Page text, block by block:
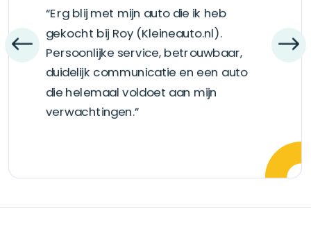
“Erg blij met mijn auto die ik heb
gekocht bij Roy (Kleineauto.nl).
Persoonlijke service, betrouwbaar,
duidelijk communicatie en een auto
die helemaal voldoet aan mijn
verwachtingen.”